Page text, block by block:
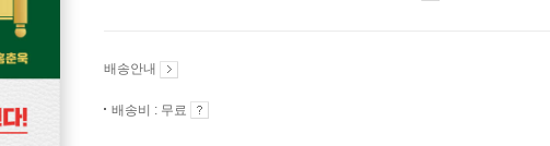
배송안내
배송비 : 무료